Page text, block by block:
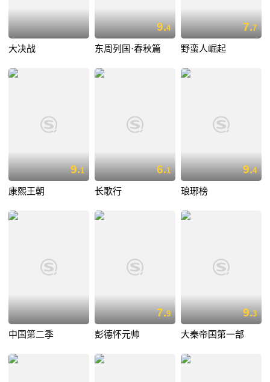
大决战
9.4
东周列国·春秋篇
7.7
野蛮人崛起
9.1
康熙王朝
6.1
长歌行
9.4
琅琊榜
中国第二季
7.9
彭德怀元帅
9.3
大秦帝国第一部